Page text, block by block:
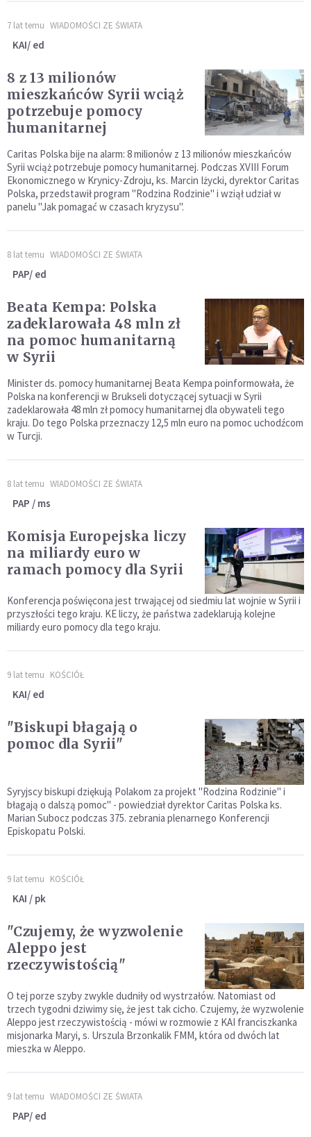
7 lat temu WIADOMOŚCI ZE ŚWIATA
KAI/ ed
8 z 13 milionów
mieszkańców Syrii wciąż
potrzebuje pomocy
humanitarnej
Caritas Polska bije na alarm: 8 milionów z 13 milionów mieszkańców
Syrii wciąż potrzebuje pomocy humanitarnej. Podczas XVIII Forum
Ekonomicznego w Krynicy-Zdroju, ks. Marcin Iżycki, dyrektor Caritas
Polska, przedstawił program "Rodzina Rodzinie" i wziął udział w
panelu "Jak pomagać w czasach kryzysu".
8 lat temu WIADOMOŚCI ZE ŚWIATA
PAP/ ed
Beata Kempa: Polska
zadeklarowała 48 mln zł
na pomoc humanitarną
w Syrii
Minister ds. pomocy humanitarnej Beata Kempa poinformowała, że
Polska na konferencji w Brukseli dotyczącej sytuacji w Syrii
zadeklarowała 48 mln zł pomocy humanitarnej dla obywateli tego
kraju. Do tego Polska przeznaczy 12,5 mln euro na pomoc uchodźcom
w Turcji.
8 lat temu WIADOMOŚCI ZE ŚWIATA
PAP / ms
Komisja Europejska liczy
na miliardy euro w
ramach pomocy dla Syrii
Konferencja poświęcona jest trwającej od siedmiu lat wojnie w Syrii i
przyszłości tego kraju. KE liczy, że państwa zadeklarują kolejne
miliardy euro pomocy dla tego kraju.
9 lat temu KOŚCIÓŁ
KAI/ ed
"Biskupi błagają o
pomoc dla Syrii"
Syryjscy biskupi dziękują Polakom za projekt "Rodzina Rodzinie" i
błagają o dalszą pomoc" - powiedział dyrektor Caritas Polska ks.
Marian Subocz podczas 375. zebrania plenarnego Konferencji
Episkopatu Polski.
9 lat temu KOŚCIÓŁ
KAI / pk
"Czujemy, że wyzwolenie
Aleppo jest
rzeczywistością"
O tej porze szyby zwykle dudniły od wystrzałów. Natomiast od
trzech tygodni dziwimy się, że jest tak cicho. Czujemy, że wyzwolenie
Aleppo jest rzeczywistością - mówi w rozmowie z KAI franciszkanka
misjonarka Maryi, s. Urszula Brzonkalik FMM, która od dwóch lat
mieszka w Aleppo.
9 lat temu WIADOMOŚCI ZE ŚWIATA
PAP/ ed